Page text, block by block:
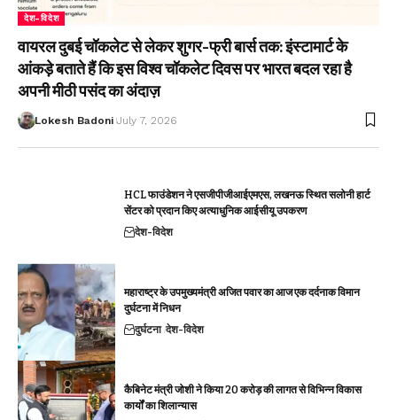
देश-विदेश
वायरल दुबई चॉकलेट से लेकर शुगर-फ्री बार्स तक: इंस्टामार्ट के
आंकड़े बताते हैं कि इस विश्व चॉकलेट दिवस पर भारत बदल रहा है
अपनी मीठी पसंद का अंदाज़
Lokesh Badoni July 7, 2026
HCL फाउंडेशन ने एसजीपीजीआईएमएस, लखनऊ स्थित सलोनी हार्ट
सेंटर को प्रदान किए अत्याधुनिक आईसीयू उपकरण
देश-विदेश
महाराष्ट्र के उपमुख्यमंत्री अजित पवार का आज एक दर्दनाक विमान
दुर्घटना में निधन
दुर्घटना देश-विदेश
कैबिनेट मंत्री जोशी ने किया 20 करोड़ की लागत से विभिन्न विकास
कार्यों का शिलान्यास